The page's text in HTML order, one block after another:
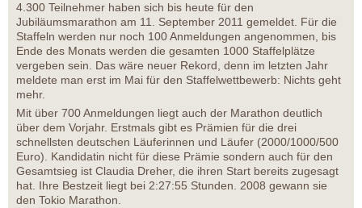
4.300 Teilnehmer haben sich bis heute für den
Jubiläumsmarathon am 11. September 2011 gemeldet. Für die
Staffeln werden nur noch 100 Anmeldungen angenommen, bis
Ende des Monats werden die gesamten 1000 Staffelplätze
vergeben sein. Das wäre neuer Rekord, denn im letzten Jahr
meldete man erst im Mai für den Staffelwettbewerb: Nichts geht
mehr.
Mit über 700 Anmeldungen liegt auch der Marathon deutlich
über dem Vorjahr. Erstmals gibt es Prämien für die drei
schnellsten deutschen Läuferinnen und Läufer (2000/1000/500
Euro). Kandidatin nicht für diese Prämie sondern auch für den
Gesamtsieg ist Claudia Dreher, die ihren Start bereits zugesagt
hat. Ihre Bestzeit liegt bei 2:27:55 Stunden. 2008 gewann sie
den Tokio Marathon.